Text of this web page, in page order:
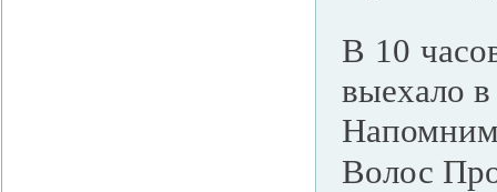
В 10
выехало
Волос